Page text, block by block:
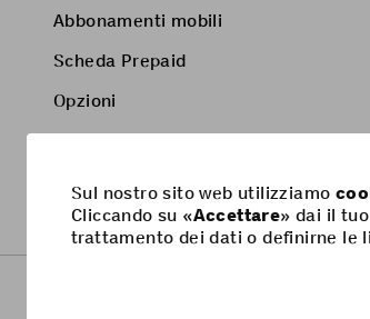
page
Abbonamenti mobili
Scheda Prepaid
Opzioni
Sul nostro sito web utilizziamo
Cliccando su «Accettare» dai il
trattamento dei dati o definirne le